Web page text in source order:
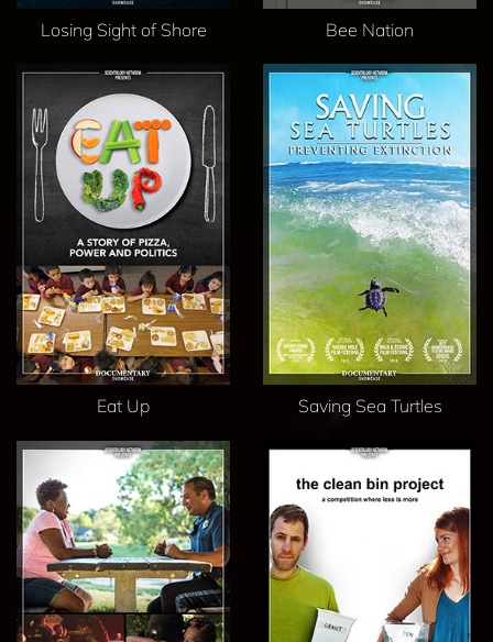
Losing Sight of Shore Bee Nation
Eat Up Saving Sea Turtles